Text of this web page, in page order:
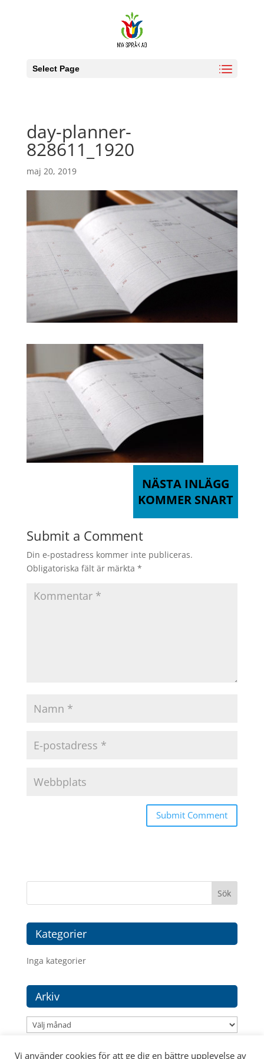
Select Page
day-planner-
828611_1920
maj 20, 2019
NÄSTA INLÄGG
KOMMER SNART
Submit a Comment
Din e-postadress kommer inte publiceras.
Obligatoriska fält är märkta *
Kategorier
Inga kategorier
Arkiv
Arkiv
Vi använder cookies för att ge dig en bättre upplevelse av